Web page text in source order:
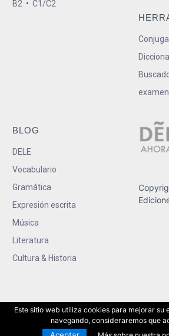
B2 • C1/C2
examen
BLOG
DELE
Vocabulario
Gramática
Expresión escrita
Música
Literatura
Cultura & Historia
Este sitio web utiliza cookies para mejorar su
navegando, consideraremos que